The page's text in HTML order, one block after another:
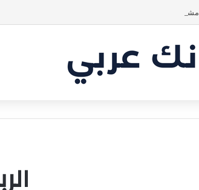
مشروع طموح .. لكن التقييم كان أكبر من أن يقنع الشاركس